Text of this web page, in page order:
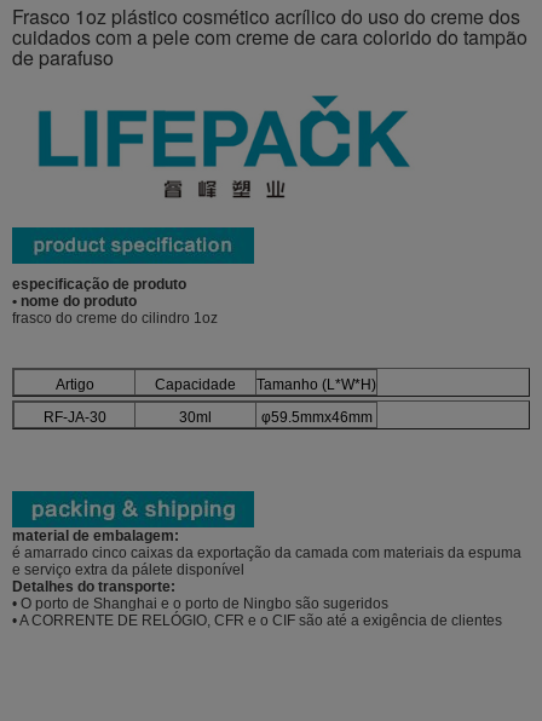
Frasco 1oz plástico cosmético acrílico do uso do creme dos
cuidados com a pele com creme de cara colorido do tampão
de parafuso
especificação de produto
• nome do produto
frasco do creme do cilindro 1oz
Artigo Capacidade
Tamanho (L*W*H)
RF-JA-30
30ml φ59.5mmx46mm
material de embalagem:
é amarrado cinco caixas da exportação da camada com materiais da espuma
e serviço extra da pálete disponível
Detalhes do transporte:
• O porto de Shanghai e o porto de Ningbo são sugeridos
• A CORRENTE DE RELÓGIO, CFR e o CIF são até a exigência de clientes